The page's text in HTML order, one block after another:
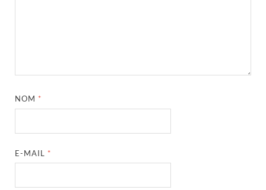
NOM *
E-MAIL *